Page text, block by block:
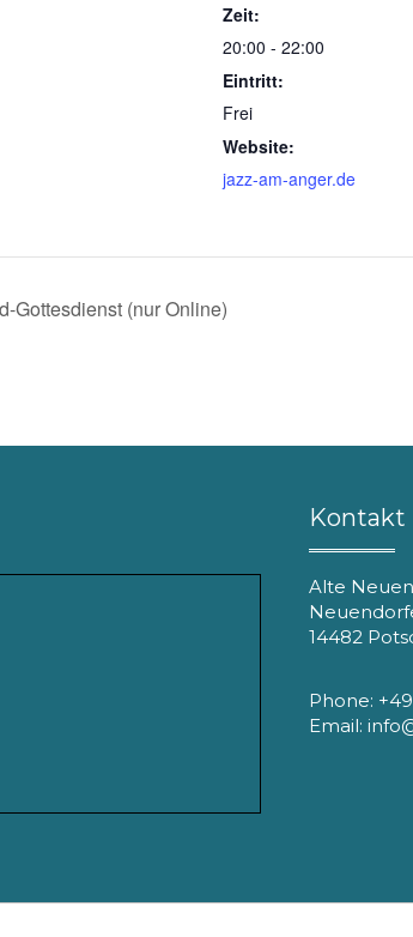
Zeit:
20:00 - 22:00
Eintritt:
Frei
Website:
jazz-am-anger.de
Gottesdienst (nur Online)
Kontakt
Alte
14482
Phone:
Email: